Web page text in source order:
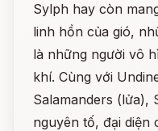
Sylph hay còn
linh hồn của gió,
là những người vô
khí. Cùng với
Salamanders (lửa),
nguyên tố, đại diện